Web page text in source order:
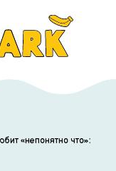
«непонятно что»: